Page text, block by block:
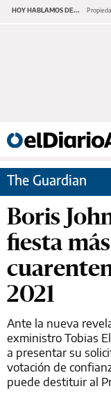
HOY HABLAMOS DE...
The Guardian
Boris
fiesta
2021
Ante la nueva
exministro Tobias
a presentar su
votación de
puede destituir al